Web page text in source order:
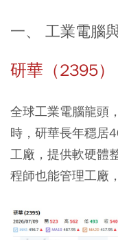
一、 工業電腦
研華（2395）
全球工業電腦龍頭
時，研華長年穩居
工廠，提供軟硬體
程師也能管理工廠